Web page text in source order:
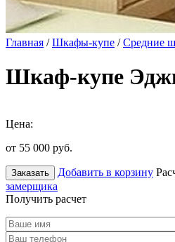
Главная /Шкафы-купе /Средние
Шкаф-купе
Цена:
от 55 000 руб.
Заказать Добавить в корзину
замерщика
Получить расчет